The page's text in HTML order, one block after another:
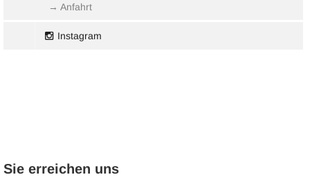
→ Anfahrt
Instagram
Sie erreichen uns